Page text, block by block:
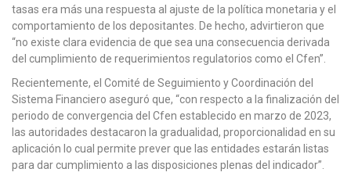
tasas era más una respuesta al ajuste de la política monetaria y el
comportamiento de los depositantes. De hecho, advirtieron que
“no existe clara evidencia de que sea una consecuencia derivada
del cumplimiento de requerimientos regulatorios como el Cfen”.
Recientemente, el Comité de Seguimiento y Coordinación del
Sistema Financiero aseguró que, “con respecto a la finalización del
periodo de convergencia del Cfen establecido en marzo de 2023,
las autoridades destacaron la gradualidad, proporcionalidad en su
aplicación lo cual permite prever que las entidades estarán listas
para dar cumplimiento a las disposiciones plenas del indicador”.